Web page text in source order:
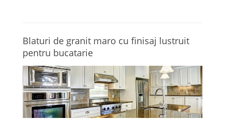
Blaturi de granit maro cu finisaj lustruit
pentru bucatarie